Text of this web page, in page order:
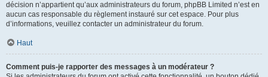
décision n’appartient qu’aux administrateurs du forum, phpBB Limited n’est en
aucun cas responsable du règlement instauré sur cet espace. Pour plus
d’informations, veuillez contacter un administrateur du forum.
Haut
Comment puis-je rapporter des messages à un modérateur ?